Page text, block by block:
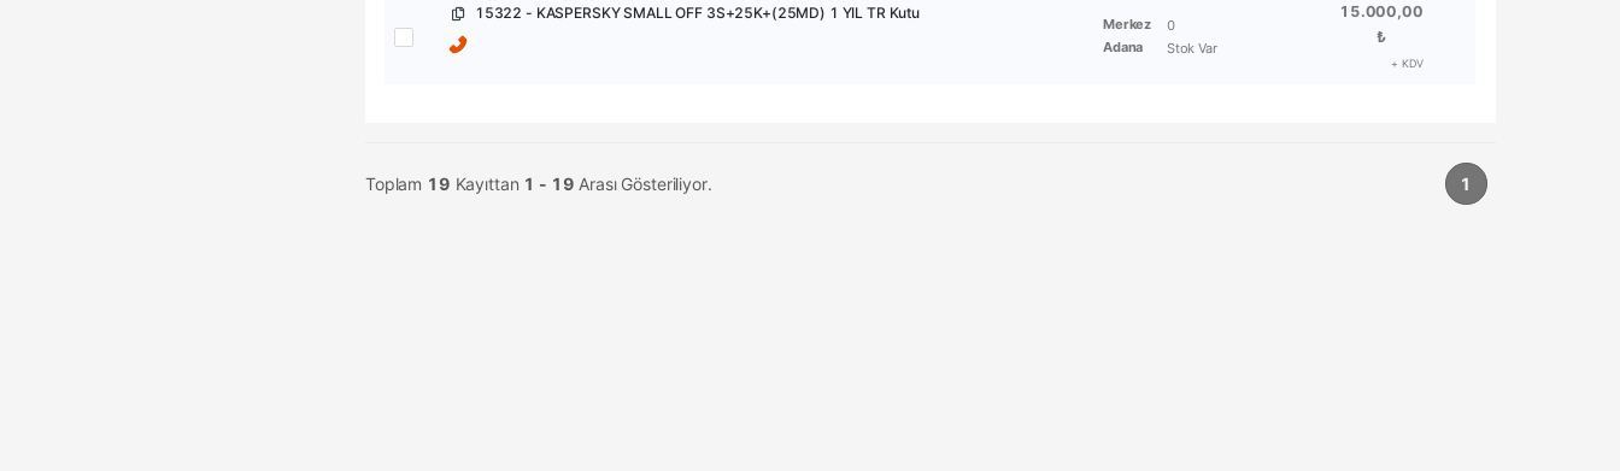
15322 - KASPERSKY SMALL OFF 3S+25K+(25MD) 1 YIL TR Kutu
Merkez
0
Adana
Stok Var
15.000,00
₺
+ KDV
Toplam 19 Kayıttan 1 - 19 Arası Gösteriliyor. 1